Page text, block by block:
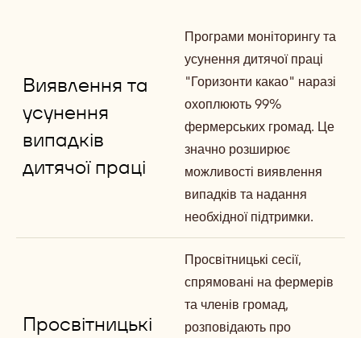
d
Виявлення та
усунення
випадків
дитячої праці
Програми моніторингу та
усунення дитячої праці
"Горизонти какао" наразі
охоплюють 99%
фермерських громад. Це
значно розширює
можливості виявлення
випадків та надання
необхідної підтримки.
Просвітницькі
Просвітницькі сесії,
спрямовані на фермерів
та членів громад,
розповідають про